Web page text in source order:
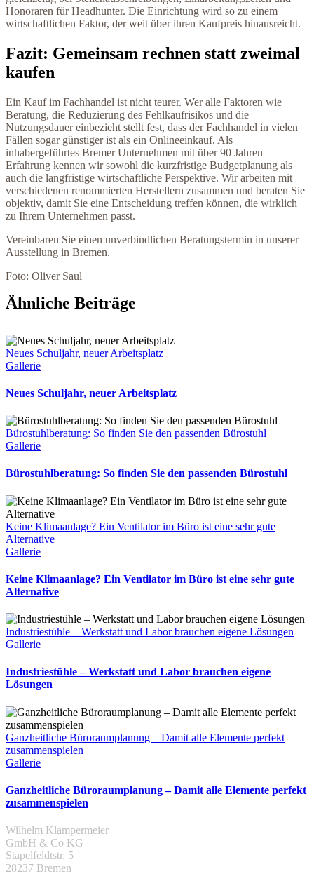
Honoraren für Headhunter. Die Einrichtung wird so zu einem
wirtschaftlichen Faktor, der weit über ihren Kaufpreis hinausreicht.
Fazit: Gemeinsam rechnen statt zweimal
kaufen
Ein Kauf im Fachhandel ist nicht teurer. Wer alle Faktoren wie
Beratung, die Reduzierung des Fehlkaufrisikos und die
Nutzungsdauer einbezieht stellt fest, dass der Fachhandel in vielen
Fällen sogar günstiger ist als ein Onlineeinkauf. Als
inhabergeführtes Bremer Unternehmen mit über 90 Jahren
Erfahrung kennen wir sowohl die kurzfristige Budgetplanung als
auch die langfristige wirtschaftliche Perspektive. Wir arbeiten mit
verschiedenen renommierten Herstellern zusammen und beraten Sie
objektiv, damit Sie eine Entscheidung treffen können, die wirklich
zu Ihrem Unternehmen passt.
Vereinbaren Sie einen unverbindlichen Beratungstermin in unserer
Ausstellung in Bremen.
Foto: Oliver Saul
Ähnliche Beiträge
Neues Schuljahr, neuer Arbeitsplatz
Gallerie
Neues Schuljahr, neuer Arbeitsplatz
Bürostuhlberatung: So finden Sie den passenden Bürostuhl
Gallerie
Bürostuhlberatung: So finden Sie den passenden Bürostuhl
Keine Klimaanlage? Ein Ventilator im Büro ist eine sehr gute
Alternative
Gallerie
Keine Klimaanlage? Ein Ventilator im Büro ist eine sehr gute
Alternative
Industriestühle – Werkstatt und Labor brauchen eigene Lösungen
Gallerie
Industriestühle – Werkstatt und Labor brauchen eigene
Lösungen
Ganzheitliche Büroraumplanung – Damit alle Elemente perfekt
zusammenspielen
Gallerie
Ganzheitliche Büroraumplanung – Damit alle Elemente perfekt
zusammenspielen
Wilhelm Klampermeier
GmbH & Co KG
Stapelfeldtstr. 5
28237 Bremen